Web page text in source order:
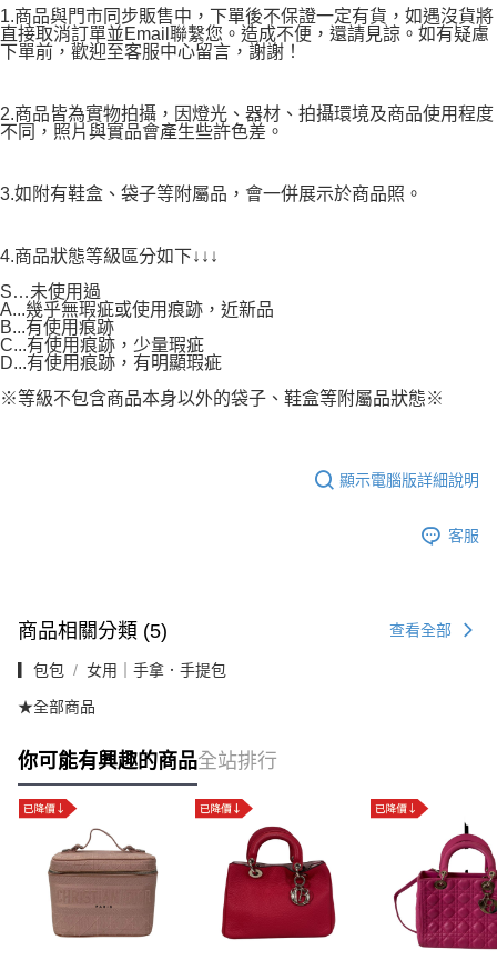
1.商品與門市同步販售中，下單後不保證一定有貨，如遇沒貨將
直接取消訂單並Email聯繫您。造成不便，還請見諒。如有疑慮
下單前，歡迎至客服中心留言，謝謝！
2.商品皆為實物拍攝，因燈光、器材、拍攝環境及商品使用程度
不同，照片與實品會產生些許色差。
3.如附有鞋盒、袋子等附屬品，會一併展示於商品照。
4.商品狀態等級區分如下↓↓↓
S…未使用過
A...幾乎無瑕疵或使用痕跡，近新品
B...有使用痕跡
C...有使用痕跡，少量瑕疵
D...有使用痕跡，有明顯瑕疵
※等級不包含商品本身以外的袋子、鞋盒等附屬品狀態※
顯示電腦版詳細說明
客服
商品相關分類 (5) 查看全部
▎包包 女用｜手拿．手提包
★全部商品
你可能有興趣的商品全站排行